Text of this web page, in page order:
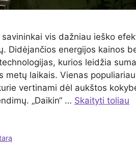
vis dažniau ieško
Didėjančios energijos kainos
kurios leidžia
metų laikais. Vienas
vertinami dėl aukštos
„Daikin“ … Skaityti toliau